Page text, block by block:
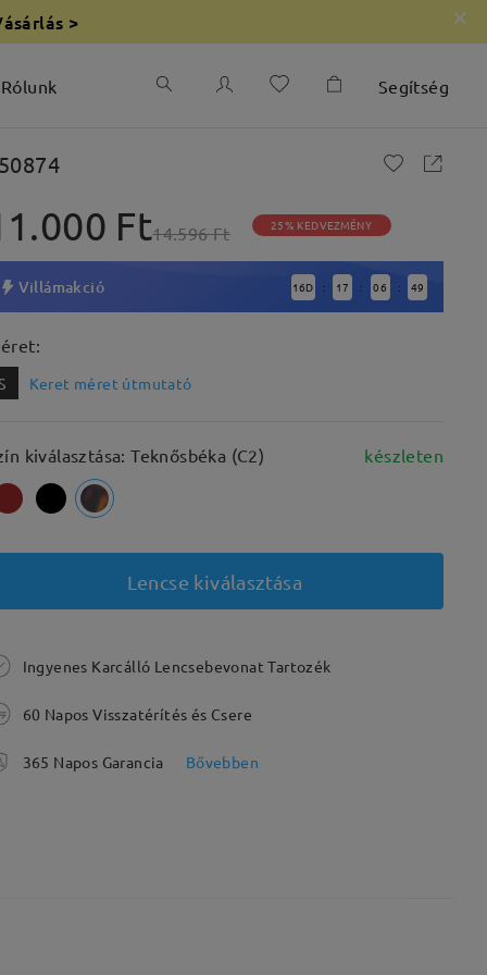
>
Rólunk Segítség
Ft14.596 Ft 25% KEDVEZMÉNY
Villámakció 16D : 17 : 06 : 48
Keret méret útmutató
kiválasztása: Teknősbéka (C2) készleten
Lencse kiválasztása
Ingyenes Karcálló Lencsebevonat Tartozék
60 Napos Visszatérítés és Csere
365 Napos Garancia Bővebben